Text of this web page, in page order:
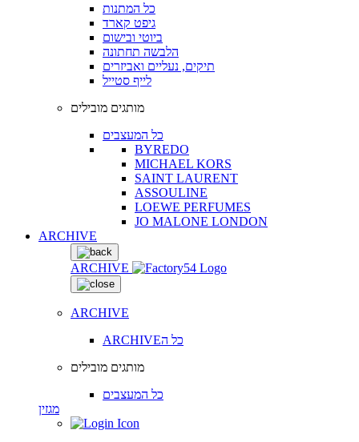
כל המתנות
גיפט קארד
ביוטי ובישום
הלבשה תחתונה
תיקים, נעליים ואביזרים
לייף סטייל
מותגים מובילים
כל המעצבים
BYREDO
MICHAEL KORS
SAINT LAURENT
ASSOULINE
LOEWE PERFUMES
JO MALONE LONDON
ARCHIVE
ARCHIVE
ARCHIVE
ARCHIVEכל ה
מותגים מובילים
כל המעצבים
מגזין